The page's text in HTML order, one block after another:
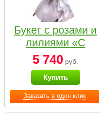
Заказать в один клик
Букет с розами и
лилиями «С
наилучшими
пожеланиями»
5 740 руб.
Купить